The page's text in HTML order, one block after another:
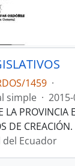
1459 ·
simple ·
LA PROVINCIA
DE CREACIÓN.
del Ecuador